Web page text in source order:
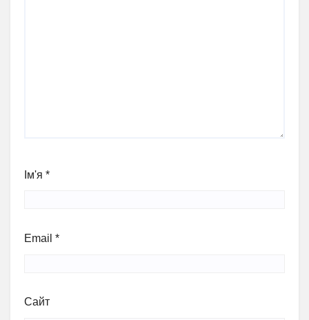
Ім'я *
Email *
Сайт